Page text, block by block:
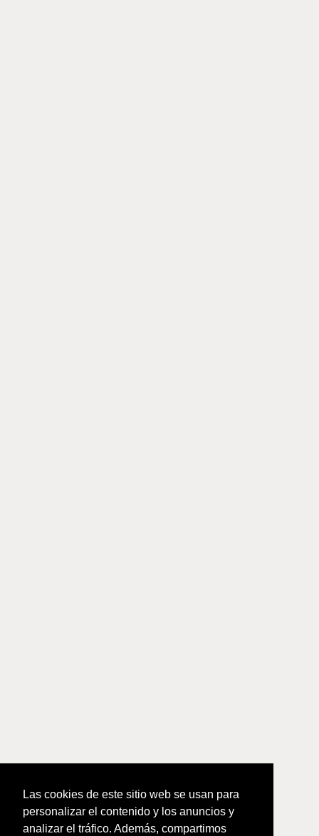
Las cookies de este sitio web se usan para
personalizar el contenido y los anuncios y
analizar el tráfico. Además, compartimos